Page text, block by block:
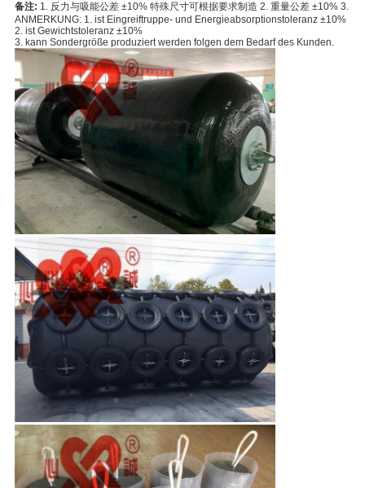
备注: 1. 反力与吸能公差 ±10% 特殊尺寸可根据要求制造 2. 重量公差 ±10% 3.
ANMERKUNG: 1. ist Eingreiftruppe- und Energieabsorptionstoleranz ±10%
2. ist Gewichtstoleranz ±10%
3. kann Sondergröße produziert werden folgen dem Bedarf des Kunden.